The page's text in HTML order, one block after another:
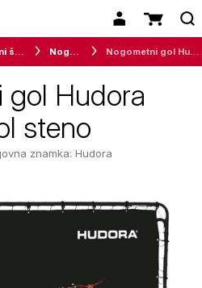
Ekipni športi Nogomet
Hudora
steno
znamka: Hudora